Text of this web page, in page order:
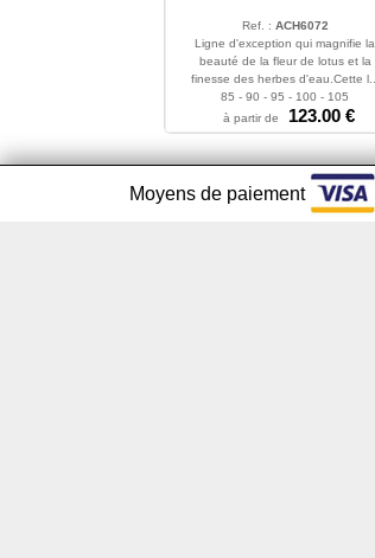
Ref. : ACH6072
Ligne d'exception qui magnifie la
beauté de la fleur de lotus et la
finesse des herbes d'eau.Cette l...
85 - 90 - 95 - 100 - 105
à partir de
123.00 €
Moyens de paiement